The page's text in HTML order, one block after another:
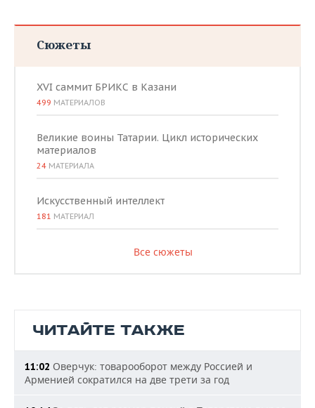
Сюжеты
XVI саммит БРИКС в Казани
499 МАТЕРИАЛОВ
Великие воины Татарии. Цикл исторических
материалов
24 МАТЕРИАЛА
Искусственный интеллект
181 МАТЕРИАЛ
Все сюжеты
ЧИТАЙТЕ ТАКЖЕ
11:02 Оверчук: товарооборот между Россией и
Арменией сократился на две трети за год